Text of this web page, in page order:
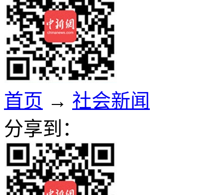
首页 → 社会新闻
分享到：